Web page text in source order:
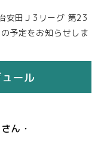
安田Ｊ3リーグ 第23
予定をお知らせしま
ール
ん・